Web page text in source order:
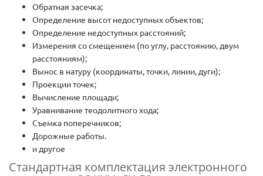
Обратная засечка;
Определение высот недоступных объектов;
Определение недоступных расстояний;
Измерения со смещением (по углу, расстоянию, двум
расстояниям);
Вынос в натуру (координаты, точки, линии, дуги);
Проекции точек;
Вычисление площади;
Уравнивание теодолитного хода;
Съемка поперечников;
Дорожные работы.
и другое
Стандартная комплектация электронного